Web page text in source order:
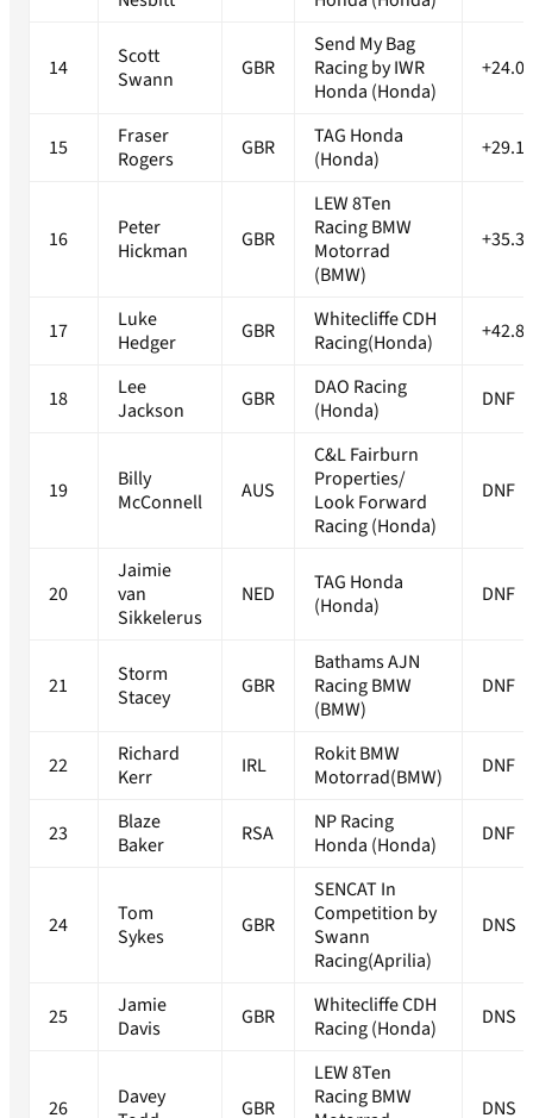
14
Scott
Swann
GBR
Send My Bag
Racing by IWR
Honda (Honda)
15
Fraser
Rogers
GBR
TAG Honda
(Honda)
16
Peter
Hickman
GBR
LEW 8Ten
Racing BMW
Motorrad
(BMW)
17
Luke
Hedger
GBR
Whitecliffe CDH
Racing(Honda)
18
Lee
Jackson
GBR
DAO Racing
(Honda)
DNF
19
Billy
McConnell
AUS
C&L Fairburn
Properties/
Look Forward
Racing (Honda)
DNF
20
Jaimie
van
Sikkelerus
NED
TAG Honda
(Honda)
DNF
21
Storm
Stacey
GBR
Bathams AJN
Racing BMW
(BMW)
DNF
22
Richard
Kerr
IRL
Rokit BMW
Motorrad(BMW)
DNF
23
Blaze
Baker
RSA
NP Racing
Honda (Honda)
DNF
24
Tom
Sykes
GBR
SENCAT In
Competition by
Swann
Racing(Aprilia)
DNS
25
Jamie
Davis
GBR
Whitecliffe CDH
Racing (Honda)
DNS
26
Davey
GBR
LEW 8Ten
Racing BMW
DNS